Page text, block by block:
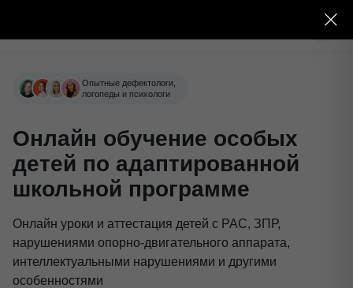
Опытные дефектологи,
логопеды и психологи
Онлайн обучение особых
детей по адаптированной
школьной программе
Онлайн уроки и аттестация детей с РАС, ЗПР,
нарушениями опорно-двигательного аппарата,
интеллектуальными нарушениями и другими
особенностями